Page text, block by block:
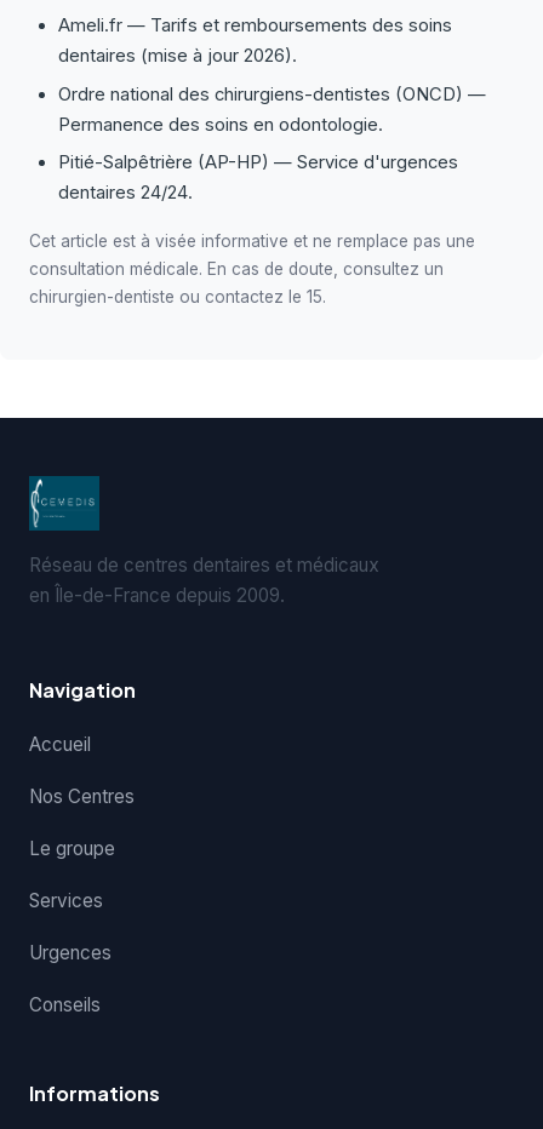
Ameli.fr — Tarifs et remboursements des soins
dentaires (mise à jour 2026).
Ordre national des chirurgiens-dentistes (ONCD) —
Permanence des soins en odontologie.
Pitié-Salpêtrière (AP-HP) — Service d'urgences
dentaires 24/24.
Cet article est à visée informative et ne remplace pas une
consultation médicale. En cas de doute, consultez un
chirurgien-dentiste ou contactez le 15.
Réseau de centres dentaires et médicaux
en Île-de-France depuis 2009.
Navigation
Accueil
Nos Centres
Le groupe
Services
Urgences
Conseils
Informations